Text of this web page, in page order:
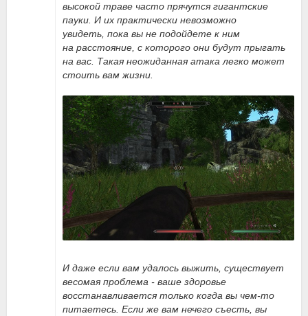
высокой траве часто прячутся гигантские
пауки. И их практически невозможно
увидеть, пока вы не подойдете к ним
на расстояние, с которого они будут прыгать
на вас. Такая неожиданная атака легко может
стоить вам жизни.
И даже если вам удалось выжить, существует
весомая проблема - ваше здоровье
восстанавливается только когда вы чем-то
питаетесь. Если же вам нечего съесть, вы